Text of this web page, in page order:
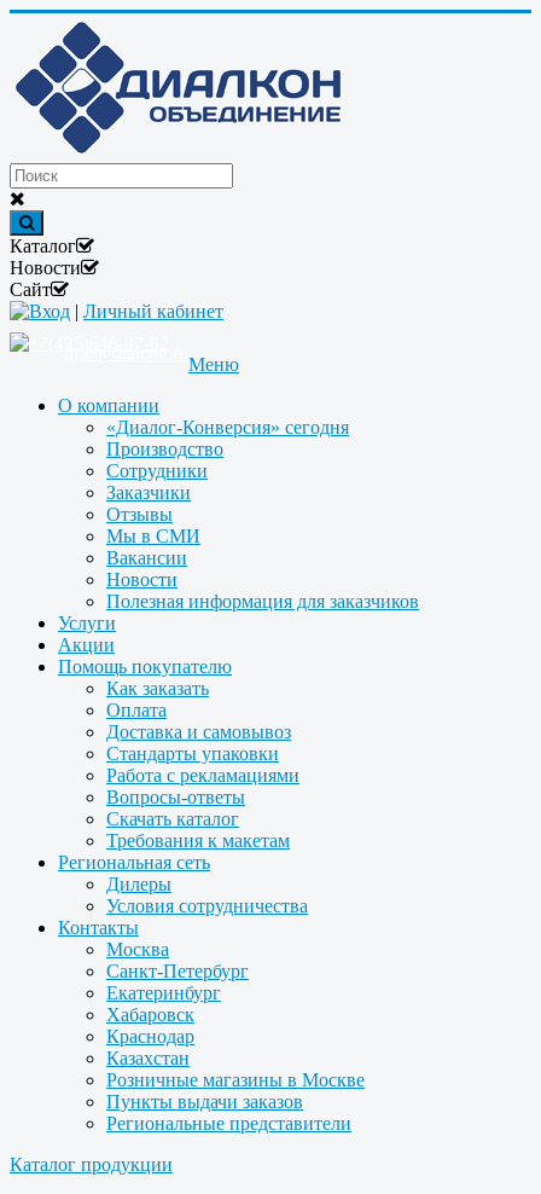
Каталог
Новости
Сайт
Вход | Личный кабинет
Меню
О компании
«Диалог-Конверсия» сегодня
Производство
Сотрудники
Заказчики
Отзывы
Мы в СМИ
Вакансии
Новости
Полезная информация для заказчиков
Услуги
Акции
Помощь покупателю
Как заказать
Оплата
Доставка и самовывоз
Стандарты упаковки
Работа с рекламациями
Вопросы-ответы
Скачать каталог
Требования к макетам
Региональная сеть
Дилеры
Условия сотрудничества
Контакты
Москва
Санкт-Петербург
Екатеринбург
Хабаровск
Краснодар
Казахстан
Розничные магазины в Москве
Пункты выдачи заказов
Региональные представители
Каталог продукции